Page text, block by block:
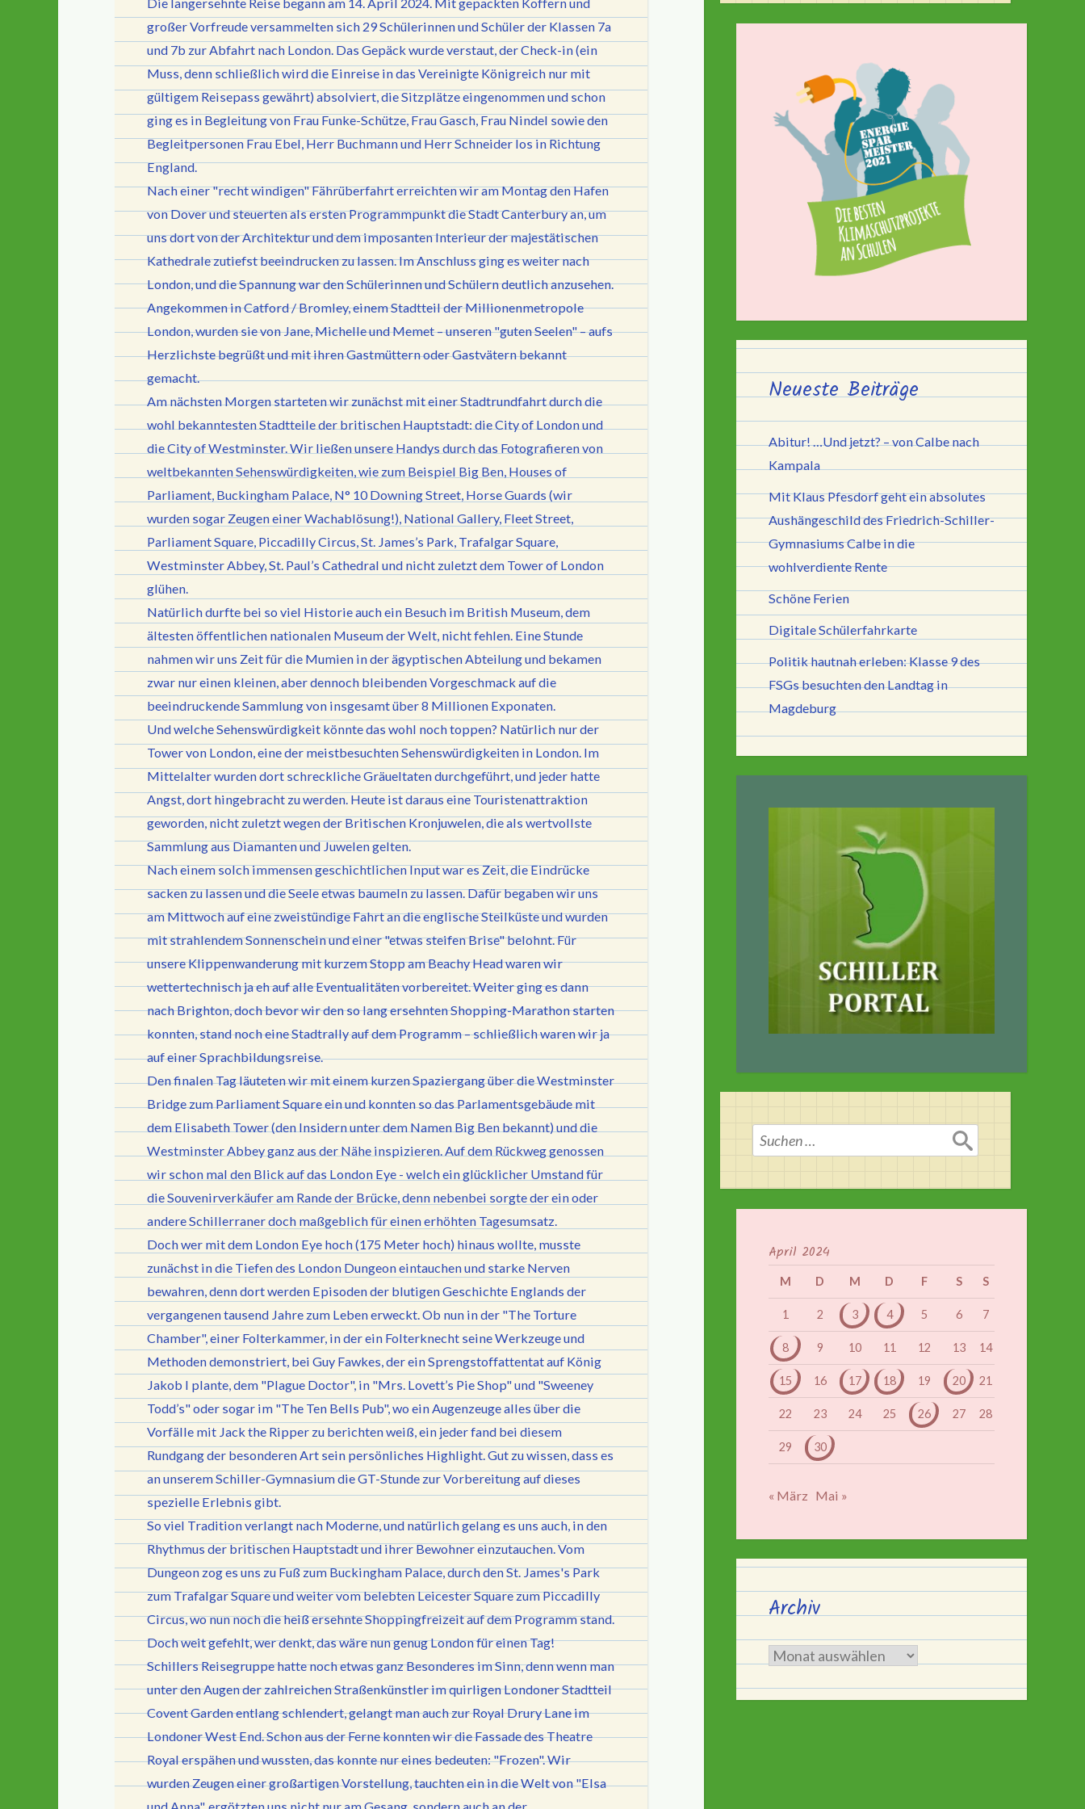
großer Vorfreude versammelten sich 29 Schülerinnen und Schüler der Klassen 7a
und 7b zur Abfahrt nach London. Das Gepäck wurde verstaut, der Check-in (ein
Muss, denn schließlich wird die Einreise in das Vereinigte Königreich nur mit
gültigem Reisepass gewährt) absolviert, die Sitzplätze eingenommen und schon
ging es in Begleitung von Frau Funke-Schütze, Frau Gasch, Frau Nindel sowie den
Begleitpersonen Frau Ebel, Herr Buchmann und Herr Schneider los in Richtung
England.
Nach einer "recht windigen" Fährüberfahrt erreichten wir am Montag den Hafen
von Dover und steuerten als ersten Programmpunkt die Stadt Canterbury an, um
uns dort von der Architektur und dem imposanten Interieur der majestätischen
Kathedrale zutiefst beeindrucken zu lassen. Im Anschluss ging es weiter nach
London, und die Spannung war den Schülerinnen und Schülern deutlich anzusehen.
Angekommen in Catford / Bromley, einem Stadtteil der Millionenmetropole
London, wurden sie von Jane, Michelle und Memet – unseren "guten Seelen" – aufs
Herzlichste begrüßt und mit ihren Gastmüttern oder Gastvätern bekannt
gemacht.
Am nächsten Morgen starteten wir zunächst mit einer Stadtrundfahrt durch die
wohl bekanntesten Stadtteile der britischen Hauptstadt: die City of London und
die City of Westminster. Wir ließen unsere Handys durch das Fotografieren von
weltbekannten Sehenswürdigkeiten, wie zum Beispiel Big Ben, Houses of
Parliament, Buckingham Palace, N° 10 Downing Street, Horse Guards (wir
wurden sogar Zeugen einer Wachablösung!), National Gallery, Fleet Street,
Parliament Square, Piccadilly Circus, St. James’s Park, Trafalgar Square,
Westminster Abbey, St. Paul’s Cathedral und nicht zuletzt dem Tower of London
glühen.
Natürlich durfte bei so viel Historie auch ein Besuch im British Museum, dem
ältesten öffentlichen nationalen Museum der Welt, nicht fehlen. Eine Stunde
nahmen wir uns Zeit für die Mumien in der ägyptischen Abteilung und bekamen
zwar nur einen kleinen, aber dennoch bleibenden Vorgeschmack auf die
beeindruckende Sammlung von insgesamt über 8 Millionen Exponaten.
Und welche Sehenswürdigkeit könnte das wohl noch toppen? Natürlich nur der
Tower von London, eine der meistbesuchten Sehenswürdigkeiten in London. Im
Mittelalter wurden dort schreckliche Gräueltaten durchgeführt, und jeder hatte
Angst, dort hingebracht zu werden. Heute ist daraus eine Touristenattraktion
geworden, nicht zuletzt wegen der Britischen Kronjuwelen, die als wertvollste
Sammlung aus Diamanten und Juwelen gelten.
Nach einem solch immensen geschichtlichen Input war es Zeit, die Eindrücke
sacken zu lassen und die Seele etwas baumeln zu lassen. Dafür begaben wir uns
am Mittwoch auf eine zweistündige Fahrt an die englische Steilküste und wurden
mit strahlendem Sonnenschein und einer "etwas steifen Brise" belohnt. Für
unsere Klippenwanderung mit kurzem Stopp am Beachy Head waren wir
wettertechnisch ja eh auf alle Eventualitäten vorbereitet. Weiter ging es dann
nach Brighton, doch bevor wir den so lang ersehnten Shopping-Marathon starten
konnten, stand noch eine Stadtrally auf dem Programm – schließlich waren wir ja
auf einer Sprachbildungsreise.
Den finalen Tag läuteten wir mit einem kurzen Spaziergang über die Westminster
Bridge zum Parliament Square ein und konnten so das Parlamentsgebäude mit
dem Elisabeth Tower (den Insidern unter dem Namen Big Ben bekannt) und die
Westminster Abbey ganz aus der Nähe inspizieren. Auf dem Rückweg genossen
wir schon mal den Blick auf das London Eye - welch ein glücklicher Umstand für
die Souvenirverkäufer am Rande der Brücke, denn nebenbei sorgte der ein oder
andere Schillerraner doch maßgeblich für einen erhöhten Tagesumsatz.
Doch wer mit dem London Eye hoch (175 Meter hoch) hinaus wollte, musste
zunächst in die Tiefen des London Dungeon eintauchen und starke Nerven
bewahren, denn dort werden Episoden der blutigen Geschichte Englands der
vergangenen tausend Jahre zum Leben erweckt. Ob nun in der "The Torture
Chamber", einer Folterkammer, in der ein Folterknecht seine Werkzeuge und
Methoden demonstriert, bei Guy Fawkes, der ein Sprengstoffattentat auf König
Jakob I plante, dem "Plague Doctor", in "Mrs. Lovett’s Pie Shop" und "Sweeney
Todd’s" oder sogar im "The Ten Bells Pub", wo ein Augenzeuge alles über die
Vorfälle mit Jack the Ripper zu berichten weiß, ein jeder fand bei diesem
Rundgang der besonderen Art sein persönliches Highlight. Gut zu wissen, dass es
an unserem Schiller-Gymnasium die GT-Stunde zur Vorbereitung auf dieses
spezielle Erlebnis gibt.
So viel Tradition verlangt nach Moderne, und natürlich gelang es uns auch, in den
Rhythmus der britischen Hauptstadt und ihrer Bewohner einzutauchen. Vom
Dungeon zog es uns zu Fuß zum Buckingham Palace, durch den St. James's Park
zum Trafalgar Square und weiter vom belebten Leicester Square zum Piccadilly
Circus, wo nun noch die heiß ersehnte Shoppingfreizeit auf dem Programm stand.
Doch weit gefehlt, wer denkt, das wäre nun genug London für einen Tag!
Schillers Reisegruppe hatte noch etwas ganz Besonderes im Sinn, denn wenn man
unter den Augen der zahlreichen Straßenkünstler im quirligen Londoner Stadtteil
Covent Garden entlang schlendert, gelangt man auch zur Royal Drury Lane im
Londoner West End. Schon aus der Ferne konnten wir die Fassade des Theatre
Royal erspähen und wussten, das konnte nur eines bedeuten: "Frozen". Wir
wurden Zeugen einer großartigen Vorstellung, tauchten ein in die Welt von "Elsa
Neueste Beiträge
Abitur! …Und jetzt? – von Calbe nach
Kampala
Mit Klaus Pfesdorf geht ein absolutes
Aushängeschild des Friedrich-Schiller-
Gymnasiums Calbe in die
wohlverdiente Rente
Schöne Ferien
Digitale Schülerfahrkarte
Politik hautnah erleben: Klasse 9 des
FSGs besuchten den Landtag in
Magdeburg
Suchen
nach:
April 2024
M D M D F S S
1 2 3 4 5 6 7
8 9 10 11 12 13 14
15 16 17 18 19 20 21
22 23 24 25 26 27 28
29 30
« März Mai »
Archiv
Archiv